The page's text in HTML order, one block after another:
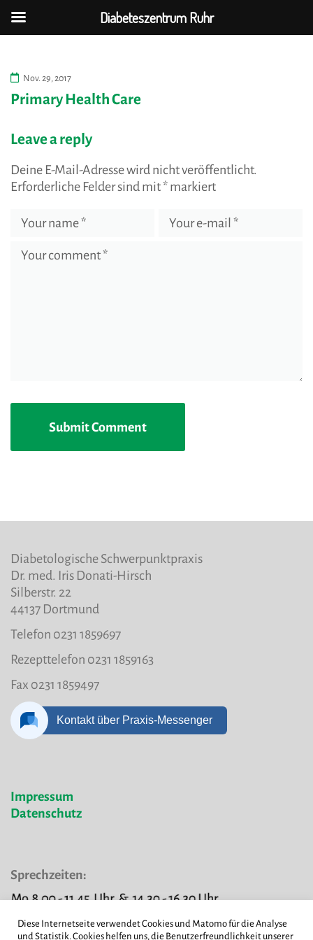
Nov. 29, 2017
Primary Health Care
Leave a reply
Deine E-Mail-Adresse wird nicht veröffentlicht.
Erforderliche Felder sind mit* markiert
Diabetologische Schwerpunktpraxis
Dr. med. Iris Donati-Hirsch
Silberstr. 22
44137 Dortmund
Telefon 0231 1859697
Rezepttelefon 0231 1859163
Fax 0231 1859497
Impressum
Datenschutz
Sprechzeiten:
Diese Internetseite verwendet Cookies und Matomo für die Analyse
und Statistik. Cookies helfen uns, die Benutzerfreundlichkeit unserer
Diabeteszentrum Ruhr